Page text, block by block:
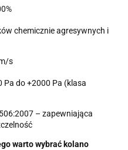
chemicznie agresywnych i
s
Pa do +2000 Pa (klasa
– zapewniająca
warto wybrać kolano